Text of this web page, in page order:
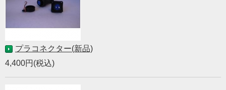
プラコネクター(新品)
4,400円(税込)